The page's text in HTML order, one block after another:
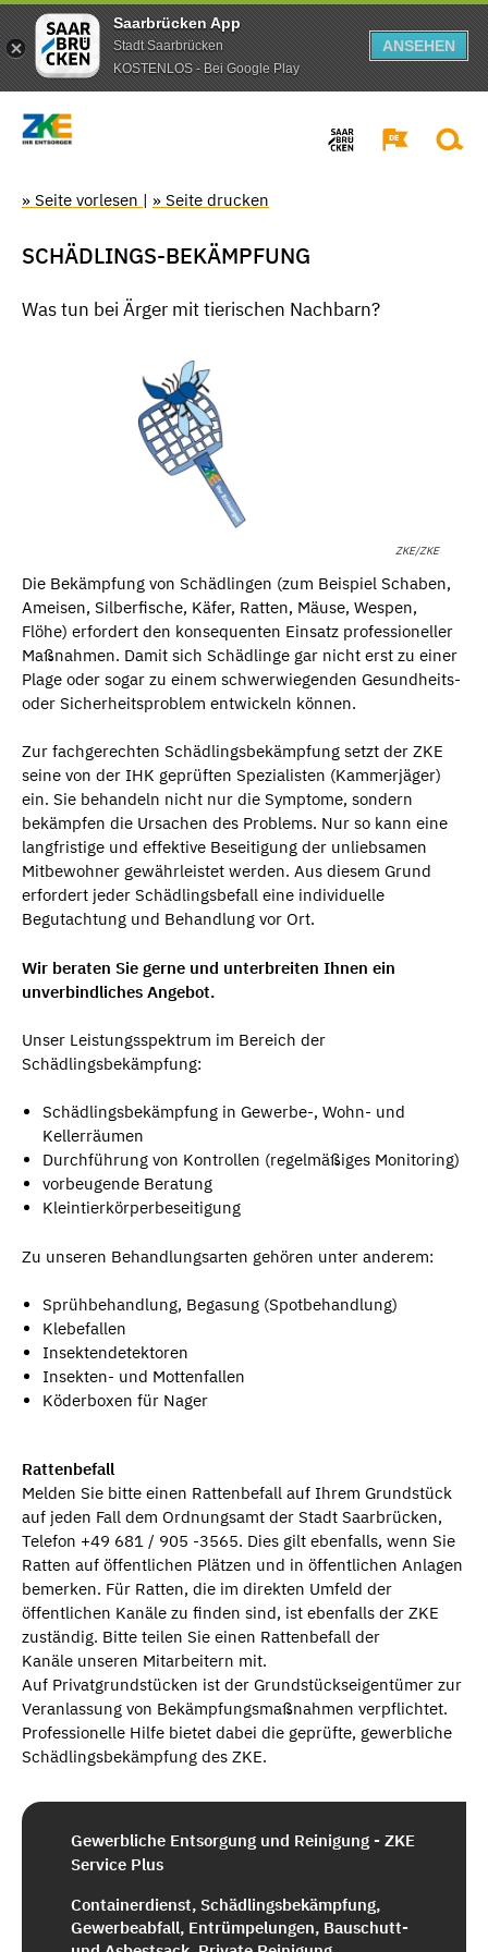
Saarbrücken App
Stadt Saarbrücken
KOSTENLOS - Bei Google Play
ANSEHEN
» Seite vorlesen | » Seite drucken
SCHÄDLINGS-BEKÄMPFUNG
Was tun bei Ärger mit tierischen Nachbarn?
ZKE/ZKE
Die Bekämpfung von Schädlingen (zum Beispiel Schaben,
Ameisen, Silberfische, Käfer, Ratten, Mäuse, Wespen,
Flöhe) erfordert den konsequenten Einsatz professioneller
Maßnahmen. Damit sich Schädlinge gar nicht erst zu einer
Plage oder sogar zu einem schwerwiegenden Gesundheits-
oder Sicherheitsproblem entwickeln können.
Zur fachgerechten Schädlingsbekämpfung setzt der ZKE
seine von der IHK geprüften Spezialisten (Kammerjäger)
ein. Sie behandeln nicht nur die Symptome, sondern
bekämpfen die Ursachen des Problems. Nur so kann eine
langfristige und effektive Beseitigung der unliebsamen
Mitbewohner gewährleistet werden. Aus diesem Grund
erfordert jeder Schädlingsbefall eine individuelle
Begutachtung und Behandlung vor Ort.
Wir beraten Sie gerne und unterbreiten Ihnen ein
unverbindliches Angebot.
Unser Leistungsspektrum im Bereich der
Schädlingsbekämpfung:
Schädlingsbekämpfung in Gewerbe-, Wohn- und
Kellerräumen
Durchführung von Kontrollen (regelmäßiges Monitoring)
vorbeugende Beratung
Kleintierkörperbeseitigung
Zu unseren Behandlungsarten gehören unter anderem:
Sprühbehandlung, Begasung (Spotbehandlung)
Klebefallen
Insektendetektoren
Insekten- und Mottenfallen
Köderboxen für Nager
Rattenbefall
Melden Sie bitte einen Rattenbefall auf Ihrem Grundstück
auf jeden Fall dem Ordnungsamt der Stadt Saarbrücken,
Telefon +49 681 / 905 -3565. Dies gilt ebenfalls, wenn Sie
Ratten auf öffentlichen Plätzen und in öffentlichen Anlagen
bemerken. Für Ratten, die im direkten Umfeld der
öffentlichen Kanäle zu finden sind, ist ebenfalls der ZKE
zuständig. Bitte teilen Sie einen Rattenbefall der
Kanäle unseren Mitarbeitern mit.
Auf Privatgrundstücken ist der Grundstückseigentümer zur
Veranlassung von Bekämpfungsmaßnahmen verpflichtet.
Professionelle Hilfe bietet dabei die geprüfte, gewerbliche
Schädlingsbekämpfung des ZKE.
Gewerbliche Entsorgung und Reinigung - ZKE
Service Plus
Containerdienst, Schädlingsbekämpfung,
Gewerbeabfall, Entrümpelungen, Bauschutt-